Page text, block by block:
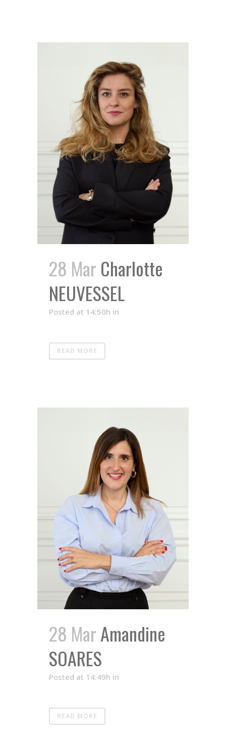
28 Mar Charlotte
NEUVESSEL
Posted at 14:50h in
READ MORE
28 MarAmandine
SOARES
Posted at 14:49h in
READ MORE